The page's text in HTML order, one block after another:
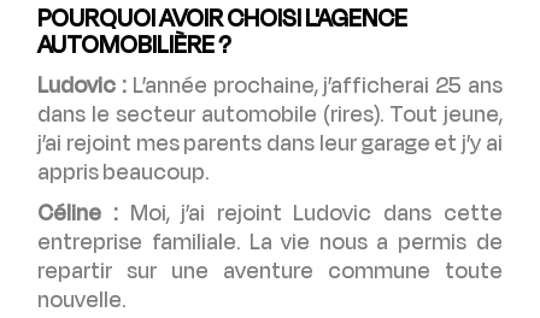
POURQUOI AVOIR CHOISI L'AGENCE
AUTOMOBILIÈRE ?
Ludovic : L’année prochaine, j’afficherai 25 ans
dans le secteur automobile (rires). Tout jeune,
j’ai rejoint mes parents dans leur garage et j’y ai
appris beaucoup.
Céline :Moi, j’ai rejoint Ludovic dans cette
entreprise familiale. La vie nous a permis de
repartir sur une aventure commune toute
nouvelle.